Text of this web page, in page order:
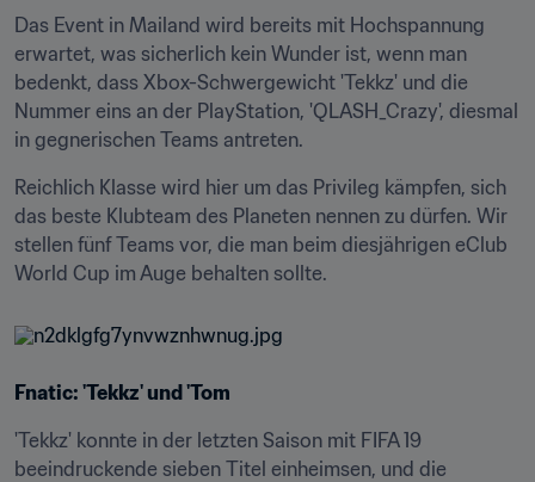
Das Event in Mailand wird bereits mit Hochspannung
erwartet, was sicherlich kein Wunder ist, wenn man
bedenkt, dass Xbox-Schwergewicht 'Tekkz' und die
Nummer eins an der PlayStation, 'QLASH_Crazy', diesmal
in gegnerischen Teams antreten.
Reichlich Klasse wird hier um das Privileg kämpfen, sich
das beste Klubteam des Planeten nennen zu dürfen. Wir
stellen fünf Teams vor, die man beim diesjährigen eClub
World Cup im Auge behalten sollte.
Fnatic: 'Tekkz' und 'Tom
'Tekkz' konnte in der letzten Saison mit FIFA 19
beeindruckende sieben Titel einheimsen, und die